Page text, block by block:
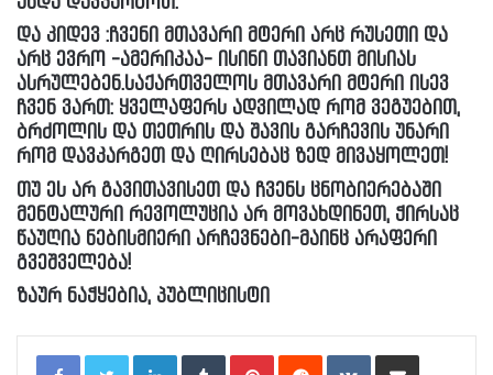
და კიდევ :ჩვენი მთავარი მტერი არც რუსეთი და
არც ევრო -ამერიკაა- ისინი თავიანთ მისიას
ასრულებენ.საქართველოს მთავარი მტერი ისევ
ჩვენ ვართ: ყველაფერს ადვილად რომ ვეგუებით,
ბრძოლის და თეთრის და შავის გარჩევის უნარი
რომ დავკარგეთ და ღირსებაც ზედ მივაყოლეთ!
თუ ეს არ გავითავისეთ და ჩვენს ცნობიერებაში
მენტალური რევოლუცია არ მოვახდინეთ, ჭირსაც
წაუღია ნებისმიერი არჩევნები-მაინც არაფერი
გვეშველება!
ზაურ ნაჭყებია, პუბლიცისტი
LinkedInTumblr PinterestReddit VKontakteShare via Email